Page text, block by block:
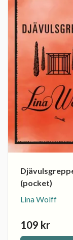
(pocket)
Lina Wolff
109 kr